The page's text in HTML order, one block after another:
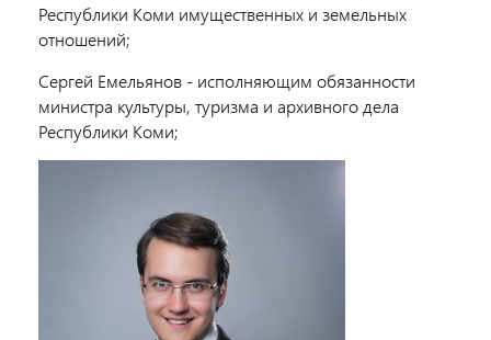
Республики Коми имущественных и земельных
отношений;
Сергей Емельянов - исполняющим обязанности
министра культуры, туризма и архивного дела
Республики Коми;